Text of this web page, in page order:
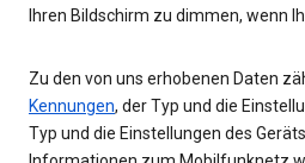
Ihren Bildschirm zu dimmen, wenn
Zu den von uns erhobenen Daten
Kennungen, der Typ und die
Typ und die Einstellungen des